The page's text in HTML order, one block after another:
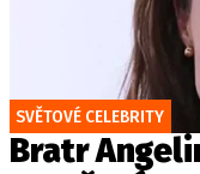
SVĚTOVÉ CELEBRITY
Bratr